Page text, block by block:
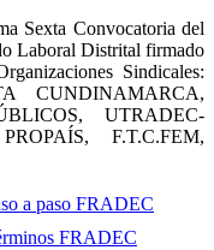
Sexta Convocatoria del
Laboral Distrital firmado
Sindicales:
CUNDINAMARCA,
UTRADEC-
F.T.C.FEM,